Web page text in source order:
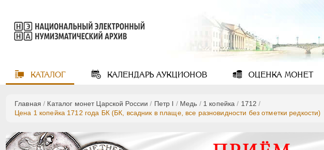
КАТАЛОГ КАЛЕНДАРЬАУКЦИОНОВ ОЦЕНКА МОНЕТ
Главная / Каталог монет Царской России / Пeтр I / Медь / 1 копейка / 1712 /
Цена 1 копейка 1712 года БК (БК, всадник в плаще, все разновидности без отметки редкости)